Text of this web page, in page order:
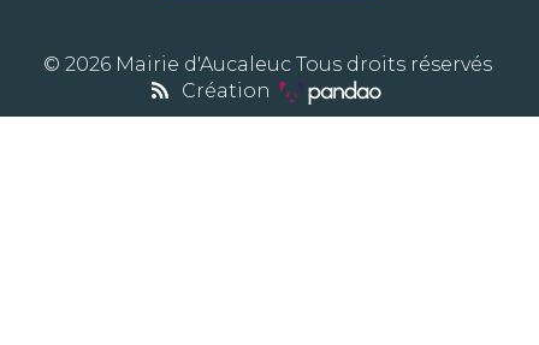
© 2026 Mairie d'Aucaleuc Tous droits réservés
Création